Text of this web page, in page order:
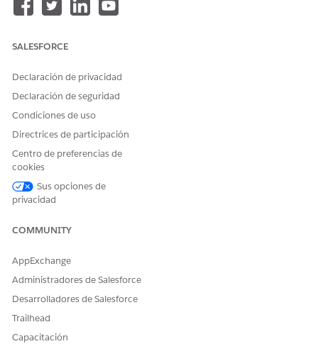
A continuación, implemente los paquetes de datos
Activar permisos de gobernanza de datos para la
Para personalizar el acceso a objetos
utilizados por Service AI Adoption and Analytics, otorgue
acceso a objetos de acuerdo con su política de
gobernanza de datos seleccionada.
¿RESOLVIÓ ESTE ARTÍCULO SU PROBLEMA?
SALESFORCE
Declaración de privacidad
Declaración de seguridad
Condiciones de uso
Directrices de participación
Centro de preferencias de
cookies
Sus opciones de
privacidad
COMMUNITY
AppExchange
Administradores de Salesforce
Desarrolladores de Salesforce
Trailhead
Capacitación